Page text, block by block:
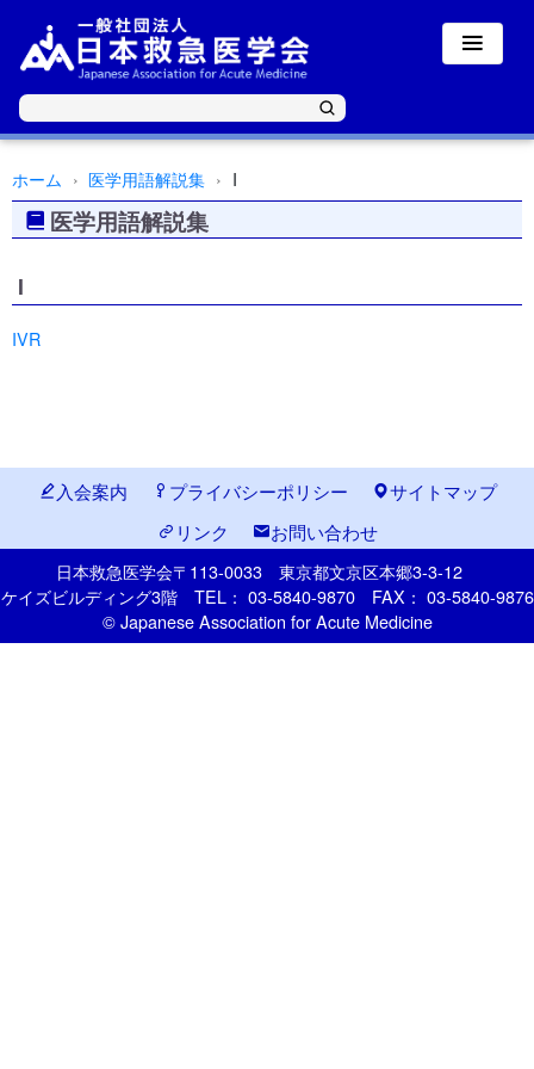
ホーム 医学用語解説集 I
医学用語解説集
I
IVR
入会案内 プライバシーポリシー
サイトマップ
リンク
お問い合わせ
日本救急医学会〒113-0033 東京都文京区本郷3-3-12
ケイズビルディング3階 TEL： 03-5840-9870 FAX： 03-5840-9876
© Japanese Association for Acute Medicine